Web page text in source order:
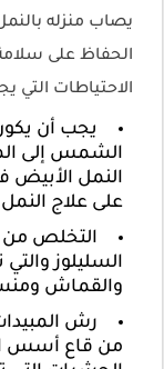
يصاب منزله
الحفاظ على
الاحتياطات
يجب أن
الشمس إلى
النمل
على علاج
التخلص من
السليلوز
والقماش
رش
من قاع أسس